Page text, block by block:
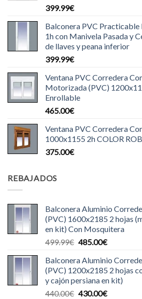
399.99€
Balconera PVC
1h con Manivela Pasada y
de llaves y peana inferior
399.99€
Ventana PVC Corredera
Motorizada (PVC)
Enrollable
465.00€
Ventana PVC Corredera
1000x1155 2h COLOR
375.00€
REBAJADOS
Balconera Aluminio
(PVC) 1600x2185 2 hojas
en kit) Con Mosquitera
499.99€ El
original
era:
499.99€.
485.00€El
actual
es:
485.00€.
Balconera Aluminio
(PVC) 1200x2185 2 hojas
y cajón persiana en kit)
440.00€ El
430.00€El